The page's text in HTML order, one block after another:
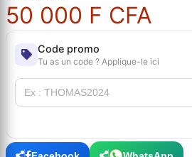
50 000 F CFA
Code promo
Tu as un code ? Applique-le ici